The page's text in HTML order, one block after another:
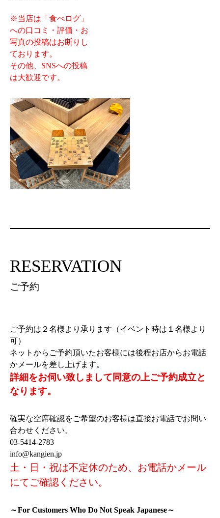
※当店は「食べログ」
への口コミ・評価・お
写真の投稿はお断りし
ております。
その他、SNSへの投稿
は大歓迎です。
RESERVATION
ご予約
ご予約は２名様より承ります（イベント時は１名様より
可）
ネットからご予約頂いたお客様には後程お店からお電話
かメールを差し上げます。
詳細をお伺い致しまして同意の上ご予約成立と
なります。
確実な空席確認をご希望のお客様は直接お電話でお問い
合わせください。
03-5414-2783
info@kangien.jp
土・日・祝は不定休のため、お電話かメール
にてご確認ください。
～For Customers Who Do Not Speak Japanese～